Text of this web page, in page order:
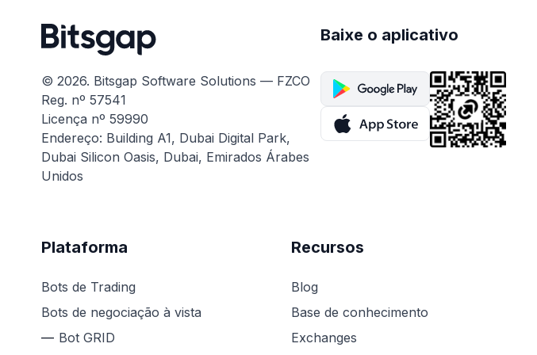
© 2026. Bitsgap Software Solutions — FZCO
Reg. nº 57541
Licença nº 59990
Endereço: Building A1, Dubai Digital Park,
Dubai Silicon Oasis, Dubai, Emirados Árabes
Unidos
Baixe o aplicativo
Plataforma
Bots de Trading
Bots de negociação à vista
Bot GRID
Recursos
Blog
Base de conhecimento
Exchanges